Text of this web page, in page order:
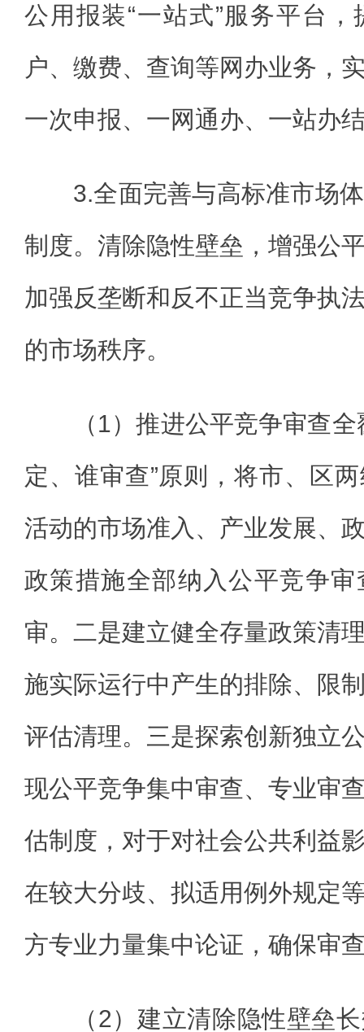
公用报装“一站式”服务平台
户、缴费、查询等网办业务，
一次申报、一网通办、一站办
3.全面完善与高标准市场
制度。清除隐性壁垒，增强公
加强反垄断和反不正当竞争执
的市场秩序。
（1）推进公平竞争审查
定、谁审查”原则，将市、区
活动的市场准入、产业发展、
政策措施全部纳入公平竞争
审。二是建立健全存量政策清
施实际运行中产生的排除、限
评估清理。三是探索创新独立
现公平竞争集中审查、专业审
估制度，对于对社会公共利益
在较大分歧、拟适用例外规定
方专业力量集中论证，确保审
（2）建立清除隐性壁垒